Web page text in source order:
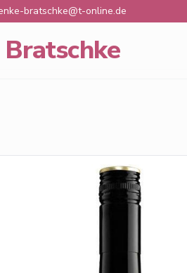
bratschke@t-online.de
Bratschke